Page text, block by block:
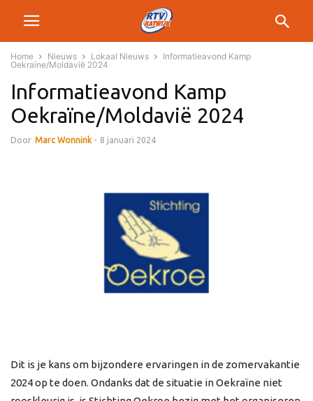
Home Nieuws Lokaal Nieuws
Informatieavond Kamp
Oekraïne/Moldavië 2024
Informatieavond Kamp
Oekraïne/Moldavië 2024
Door Marc Wonnink - 8 januari 2024
Dit is je kans om bijzondere ervaringen in de zomervakantie
2024 op te doen. Ondanks dat de situatie in Oekraïne niet